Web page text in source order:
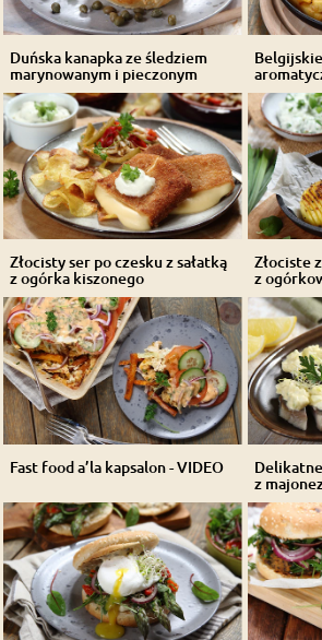
Duńska kanapka ze śledziem
marynowanym i pieczonym
burakiem kolendrą
Złocisty ser po czesku z sałatką
z ogórka kiszonego
Złociste
z
Fast food a’la kapsalon - VIDEO
z